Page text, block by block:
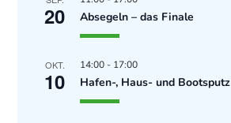
20 Absegeln – das Finale
OKT.
10
14:00 - 17:00
Hafen-, Haus- und Bootsputz